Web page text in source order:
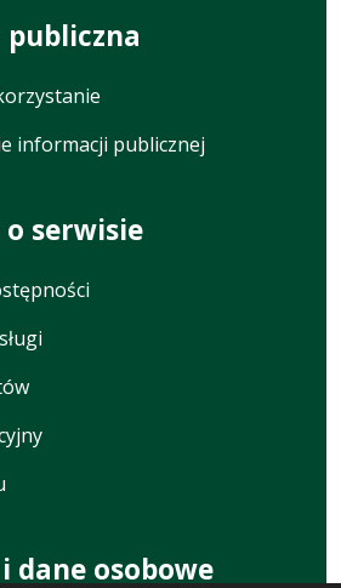
informacji publicznej
serwisie
dane osobowe